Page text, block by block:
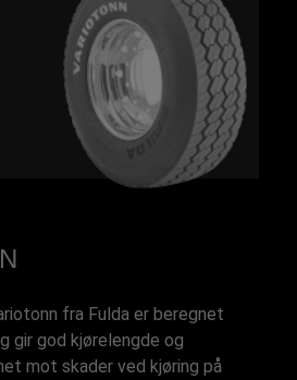
fra Fulda er beregnet
gir god kjørelengde og
mot skader ved kjøring på